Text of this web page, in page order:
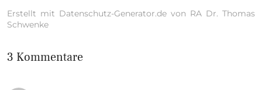
Erstellt mit Datenschutz-Generator.de von RA Dr. Thomas
Schwenke
3 Kommentare